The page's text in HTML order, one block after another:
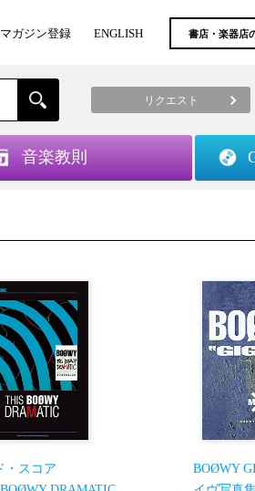
ガジン登録 ENGLISH 書店・楽器店
リクエスト
音楽教則
・スコア
BOØWY